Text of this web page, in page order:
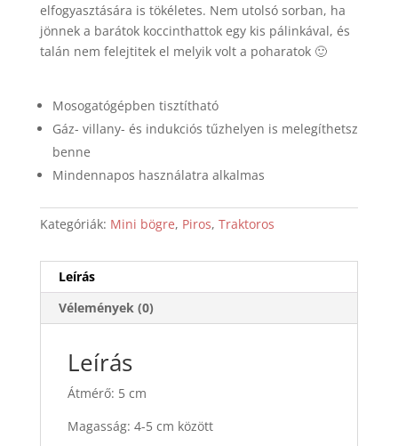
elfogyasztására is tökéletes. Nem utolsó sorban, ha
jönnek a barátok koccinthattok egy kis pálinkával, és
talán nem felejtitek el melyik volt a poharatok 🙂
Mosogatógépben tisztítható
Gáz- villany- és indukciós tűzhelyen is melegíthetsz
benne
Mindennapos használatra alkalmas
Kategóriák: Mini bögre, Piros, Traktoros
Leírás
Vélemények (0)
Leírás
Átmérő: 5 cm
Magasság: 4-5 cm között